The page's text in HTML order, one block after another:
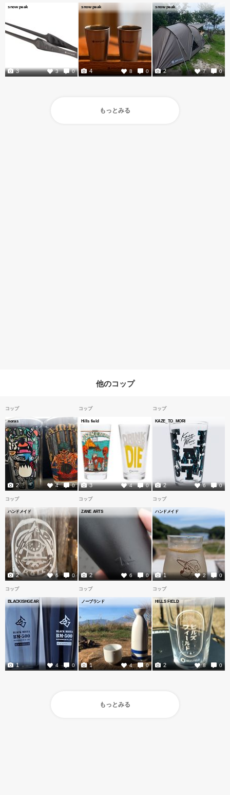
snow peak
3 0
3
snow peak
8 0
4
snow peak
7 0
2
もっとみる
他のコップ
コップ
noras
4 0
2
コップ
Hills field
4 0
3
コップ
KAZE_TO_MORI
6 0
2
コップ
ハンドメイド
6 0
2
コップ
ZANE ARTS
6 0
2
コップ
ハンドメイド
2 0
1
コップ
BLACKISHGEAR
4 0
1
コップ
ノーブランド
4 0
1
コップ
HILLS FIELD
8 0
2
もっとみる